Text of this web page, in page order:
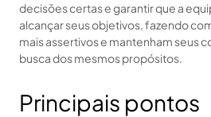
decisões certas e garantir que a
alcançar seus objetivos, fazendo
mais assertivos e mantenham seus
busca dos mesmos propósitos.
Principais pontos